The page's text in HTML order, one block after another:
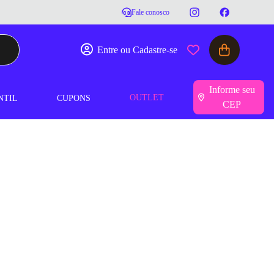
Fale conosco
Entre ou Cadastre-se
CUPONS OUTLET
Informe seu
CEP